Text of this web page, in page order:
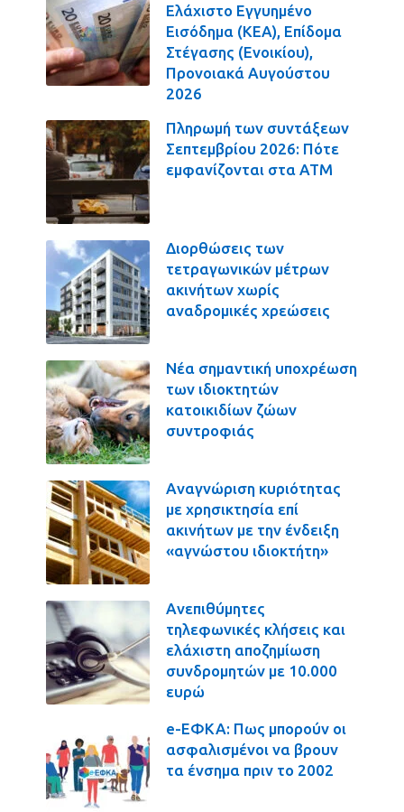
Ελάχιστο Εγγυημένο
Εισόδημα (ΚΕΑ), Επίδομα
Στέγασης (Ενοικίου),
Προνοιακά Αυγούστου
2026
Πληρωμή των συντάξεων
Σεπτεμβρίου 2026: Πότε
εμφανίζονται στα ΑΤΜ
Διορθώσεις των
τετραγωνικών μέτρων
ακινήτων χωρίς
αναδρομικές χρεώσεις
Νέα σημαντική υποχρέωση
των ιδιοκτητών
κατοικιδίων ζώων
συντροφιάς
Αναγνώριση κυριότητας
με χρησικτησία επί
ακινήτων με την ένδειξη
«αγνώστου ιδιοκτήτη»
Ανεπιθύμητες
τηλεφωνικές κλήσεις και
ελάχιστη αποζημίωση
συνδρομητών με 10.000
ευρώ
e-ΕΦΚΑ: Πως μπορούν οι
ασφαλισμένοι να βρουν
τα ένσημα πριν το 2002